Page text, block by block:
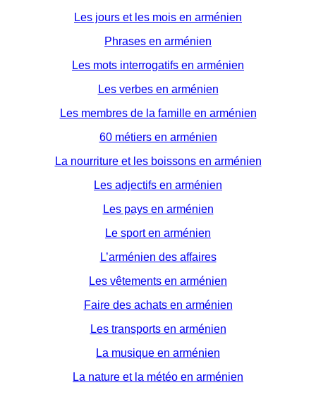
Les jours et les mois en arménien
Phrases en arménien
Les mots interrogatifs en arménien
Les verbes en arménien
Les membres de la famille en arménien
60 métiers en arménien
La nourriture et les boissons en arménien
Les adjectifs en arménien
Les pays en arménien
Le sport en arménien
L’arménien des affaires
Les vêtements en arménien
Faire des achats en arménien
Les transports en arménien
La musique en arménien
La nature et la météo en arménien